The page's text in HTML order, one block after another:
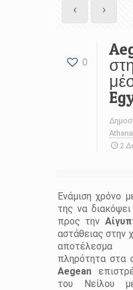
0
2
Ενάμιση χρόνο
της να
προς την
αστάθειας στην
πληρότητα στα
Aegean
του Νείλου